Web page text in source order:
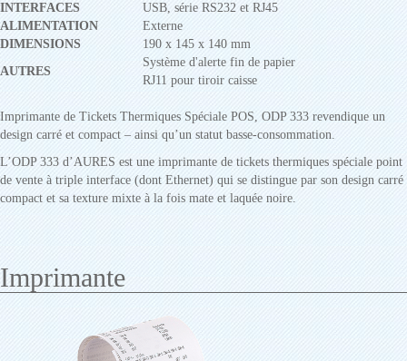
INTERFACES
USB, série RS232 et RJ45
ALIMENTATION
Externe
DIMENSIONS
190 x 145 x 140 mm
AUTRES
Système d'alerte fin de papier
RJ11 pour tiroir caisse
Imprimante de Tickets Thermiques Spéciale POS, ODP 333 revendique un
design carré et compact – ainsi qu’un statut basse-consommation.
L’ODP 333 d’AURES est une imprimante de tickets thermiques spéciale point
de vente à triple interface (dont Ethernet) qui se distingue par son design carré
compact et sa texture mixte à la fois mate et laquée noire.
Imprimante